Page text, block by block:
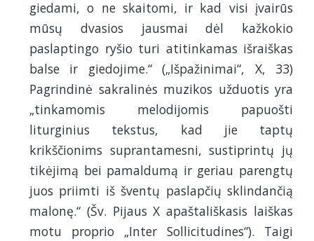
giedami, o ne skaitomi, ir kad visi įvairūs
mūsų dvasios jausmai dėl kažkokio
paslaptingo ryšio turi atitinkamas išraiškas
balse ir giedojime.“ („Išpažinimai“, X, 33)
Pagrindinė sakralinės muzikos užduotis yra
„tinkamomis melodijomis papuošti
liturginius tekstus, kad jie taptų
krikščionims suprantamesni, sustiprintų jų
tikėjimą bei pamaldumą ir geriau parengtų
juos priimti iš šventų paslapčių sklindančią
malonę.“ (Šv. Pijaus X apaštališkasis laiškas
motu proprio „Inter Sollicitudines“). Taigi